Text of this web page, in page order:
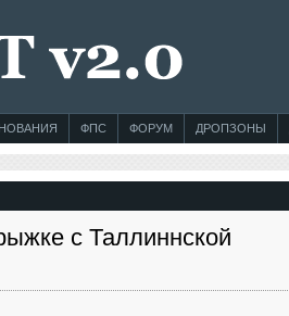
ФПС ФОРУМ ДРОПЗОНЫ
с Таллиннской